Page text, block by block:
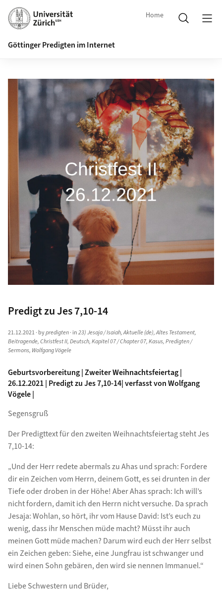
Home
Göttinger Predigten im Internet
Predigt zu Jes 7,10-14
21.12.2021· bypredigten· in23) Jesaja / Isaiah,Aktuelle (de),Altes Testament,
Beitragende,Christfest II,Deutsch,Kapitel 07 / Chapter 07,Kasus,Predigten /
Sermons, Wolfgang Vögele
Geburtsvorbereitung | Zweiter Weihnachtsfeiertag |
26.12.2021 | Predigt zu Jes 7,10-14| verfasst von Wolfgang
Vögele |
Segensgruß
Der Predigttext für den zweiten Weihnachtsfeiertag steht Jes
7,10-14:
„Und der Herr redete abermals zu Ahas und sprach: Fordere
dir ein Zeichen vom Herrn, deinem Gott, es sei drunten in der
Tiefe oder droben in der Höhe! Aber Ahas sprach: Ich will’s
nicht fordern, damit ich den Herrn nicht versuche. Da sprach
Jesaja: Wohlan, so hört, ihr vom Hause David: Ist’s euch zu
wenig, dass ihr Menschen müde macht? Müsst ihr auch
meinen Gott müde machen? Darum wird euch der Herr selbst
ein Zeichen geben: Siehe, eine Jungfrau ist schwanger und
wird einen Sohn gebären, den wird sie nennen Immanuel.“
Liebe Schwestern und Brüder,